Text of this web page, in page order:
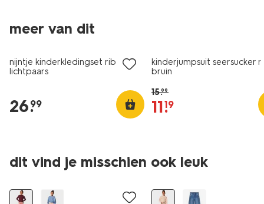
meer van dit
nieuw
nijntje kinderkledingset rib
lichtpaars
26.
99
kinderjumpsuit seersucker
bruin
15.99
11.
19
dit vind je misschien ook leuk
nieuw nieuw